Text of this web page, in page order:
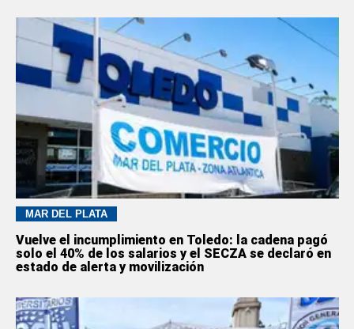
MAR DEL PLATA
Vuelve el incumplimiento en Toledo: la cadena pagó
solo el 40% de los salarios y el SECZA se declaró en
estado de alerta y movilización